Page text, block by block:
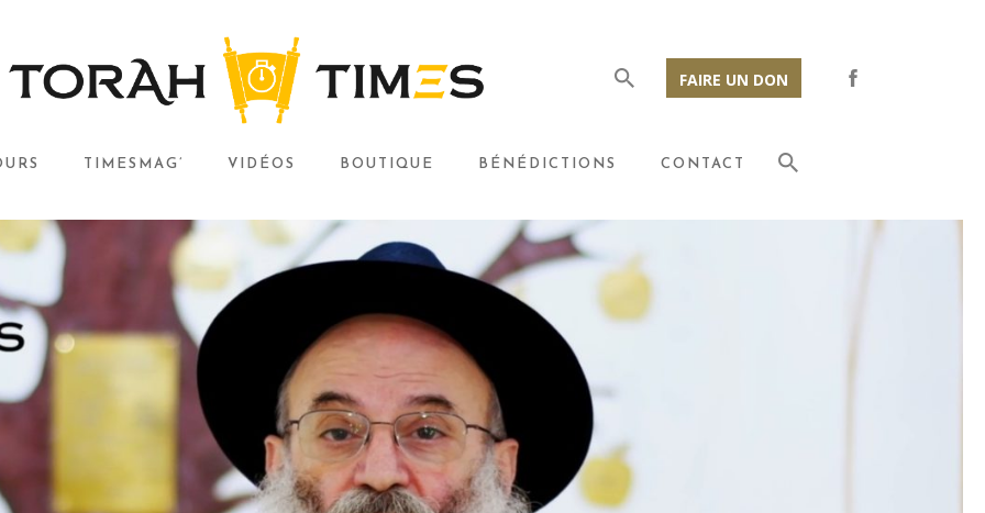
FAIRE UN DON
TIMESMAG’ VIDÉOS BOUTIQUE BÉNÉDICTIONS CONTACT